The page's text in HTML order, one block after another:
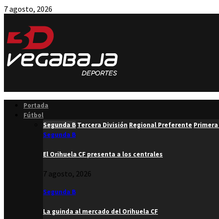
7 agosto, 2026
Portada
Fútbol
Segunda B Tercera División Regional Preferente
Segunda B
El Orihuela CF presenta a los centrales
7 agosto, 2026
Segunda B
La guinda al mercado del Orihuela CF